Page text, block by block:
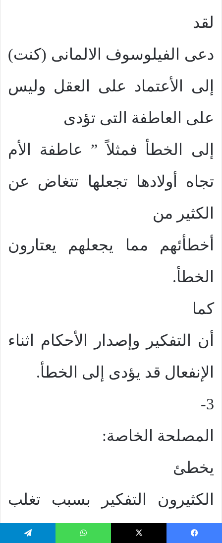
لقد
دعى الفيلوسوف الالمانى (كنت)
إلى الأعتماد على العقل وليس
على العاطفة التى تؤدى
إلى الخطأ فمثلاً ” عاطفة الأم
تجاه أولادها تجعلها تتغاض عن
الكثير من
أخطأئهم مما يجعلهم يعتارون
الخطأ.
كما
أن التفكير وإصدار الأحكام اثناء
الإنفعال قد يؤدى إلى الخطأ.
3-
المصلحة الخاصة:
يخطئ
الكثيرون التفكير بسبب تغلب
مصالحهم الشخصية